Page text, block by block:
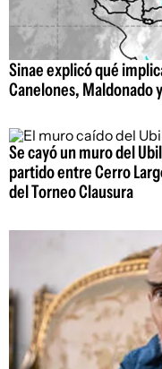
Sinae explicó qué
Canelones, Maldonado
Se cayó un muro del
partido entre Cerro
del Torneo Clausura